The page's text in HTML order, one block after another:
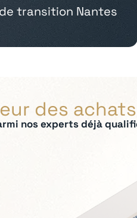
transition Nantes
des
nos experts déjà